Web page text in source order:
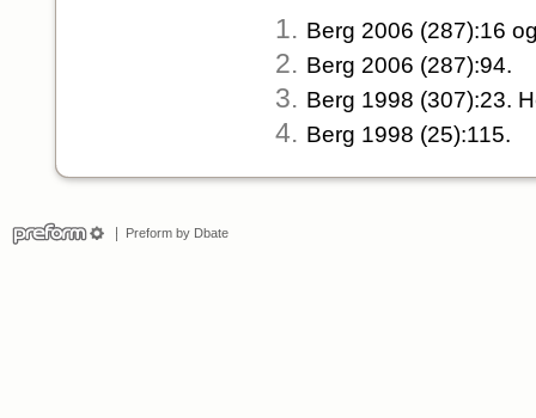
1. Berg 2006 (287):16
2. Berg 2006 (287):94.
3. Berg 1998 (307):23.
4. Berg 1998 (25):115.
Preform by Dbate